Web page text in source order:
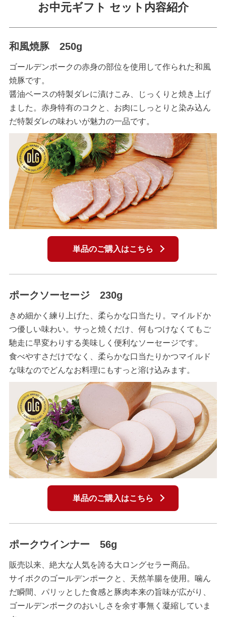
お中元ギフト セット内容紹介
和風焼豚 250g
ゴールデンポークの赤身の部位を使用して作られた和風
焼豚です。
醤油ベースの特製ダレに漬けこみ、じっくりと焼き上げ
ました。赤身特有のコクと、お肉にしっとりと染み込ん
だ特製ダレの味わいが魅力の一品です。
単品のご購入はこちら
ポークソーセージ 230g
きめ細かく練り上げた、柔らかな口当たり。マイルドか
つ優しい味わい。サっと焼くだけ、何もつけなくてもご
馳走に早変わりする美味しく便利なソーセージです。
食べやすさだけでなく、柔らかな口当たりかつマイルド
な味なのでどんなお料理にもすっと溶け込みます。
単品のご購入はこちら
ポークウインナー 56g
販売以来、絶大な人気を誇る大ロングセラー商品。
サイボクのゴールデンポークと、天然羊腸を使用。噛ん
だ瞬間、パリッとした食感と豚肉本来の旨味が広がり、
ゴールデンポークのおいしさを余す事無く凝縮していま